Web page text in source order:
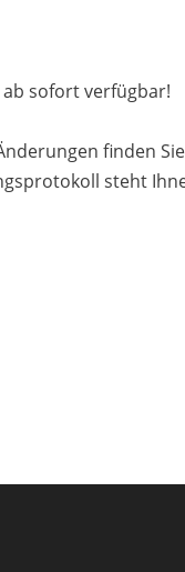
ab sofort verfügbar!
finden
steht